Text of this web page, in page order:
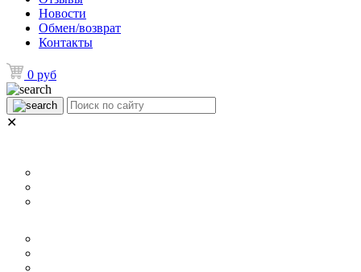
Новости
Обмен/возврат
Контакты
0 руб
✕